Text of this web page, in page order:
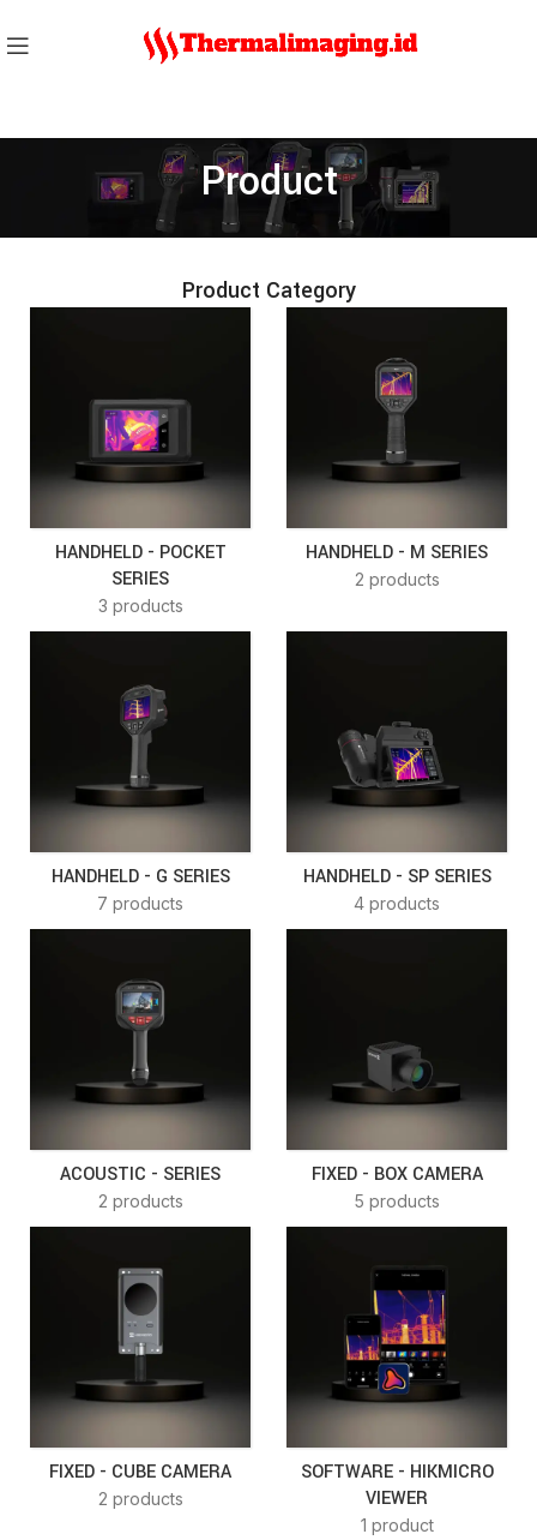
Product
Product Category
HANDHELD - POCKET
SERIES
3 products
HANDHELD - M SERIES
2 products
HANDHELD - G SERIES
7 products
HANDHELD - SP SERIES
4 products
ACOUSTIC - SERIES
2 products
FIXED - BOX CAMERA
5 products
FIXED - CUBE CAMERA
2 products
SOFTWARE - HIKMICRO
VIEWER
1 product